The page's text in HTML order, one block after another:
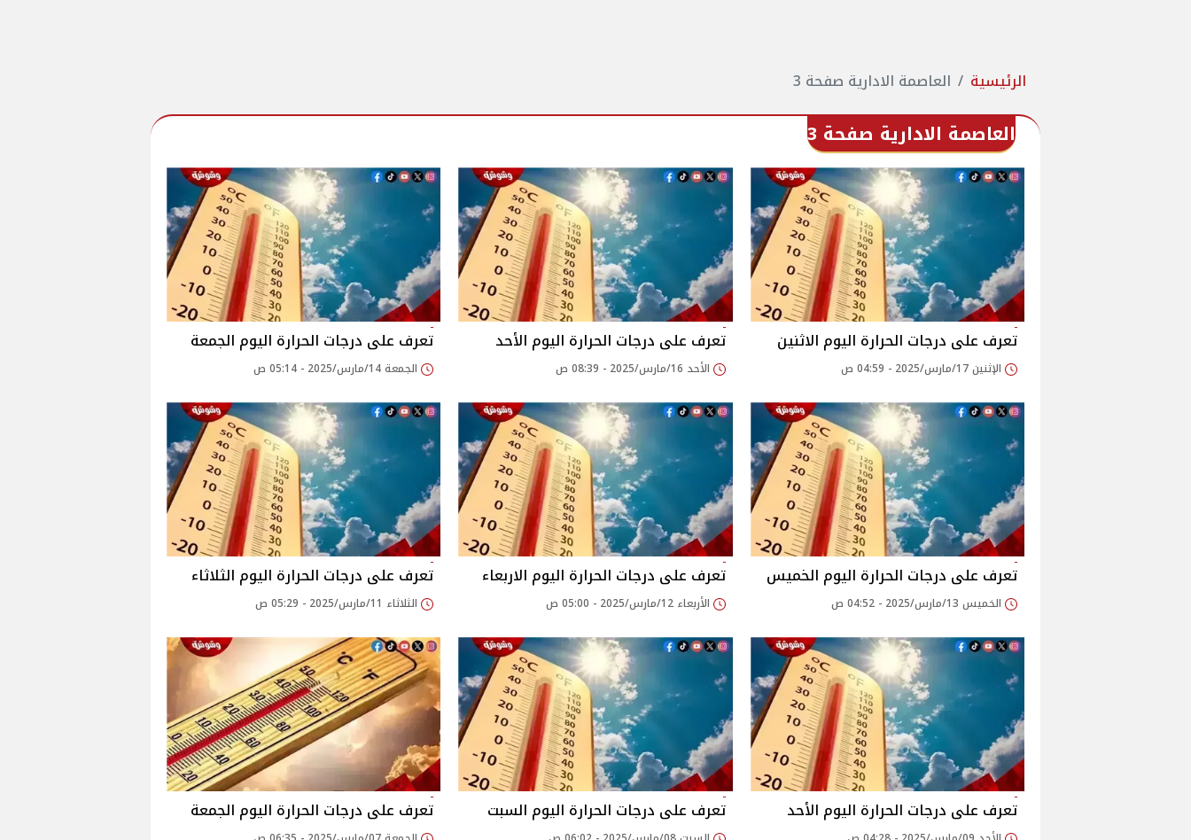
الرئيسية العاصمة الادارية صفحة 3
العاصمة الادارية صفحة 3
تعرف على درجات الحرارة اليوم الاثنين
الإثنين 17/مارس/2025 - 04:59 ص
تعرف على درجات الحرارة اليوم الأحد
الأحد 16/مارس/2025 - 08:39 ص
تعرف على درجات الحرارة اليوم الجمعة
الجمعة 14/مارس/2025 - 05:14 ص
تعرف على درجات الحرارة اليوم الخميس
الخميس 13/مارس/2025 - 04:52 ص
تعرف على درجات الحرارة اليوم الاربعاء
الأربعاء 12/مارس/2025 - 05:00 ص
تعرف على درجات الحرارة اليوم الثلاثاء
الثلاثاء 11/مارس/2025 - 05:29 ص
تعرف على درجات الحرارة اليوم الأحد تعرف على درجات الحرارة اليوم السبت تعرف على درجات الحرارة اليوم الجمعة